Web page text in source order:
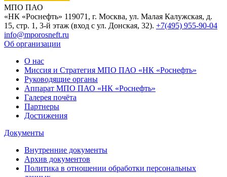
МПО ПАО
«НК «Роснефть» 119071, г. Москва, ул. Малая Калужская, д.
15, стр. 1, 3-й этаж (вход с ул. Донская, 32). +7(495) 955-90-04
info@mporosneft.ru
Об организации
О нас
Миссия и Стратегия МПО ПАО «НК «Роснефть»
Руководящие органы
Аппарат МПО ПАО «НК «Роснефть»
Галерея почёта
Партнеры
Достижения
Документы
Внутренние документы
Архив документов
Политика в отношении обработки персональных